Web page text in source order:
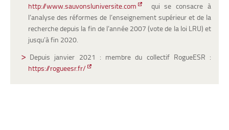
http://www.sauvonsluniversite.com
qui se consacre à
l’analyse des réformes de l’enseignement supérieur et de la
recherche depuis la fin de l’année 2007 (vote de la loi LRU) et
jusqu’à fin 2020.
Depuis janvier 2021 : membre du collectif RogueESR :
https://rogueesr.fr/